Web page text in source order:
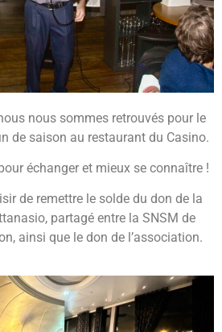
nous sommes retrouvés pour le
de saison au restaurant du Casino.
échanger et mieux se connaître !
de remettre le solde du don de la
partagé entre la SNSM de
ainsi que le don de l’association.